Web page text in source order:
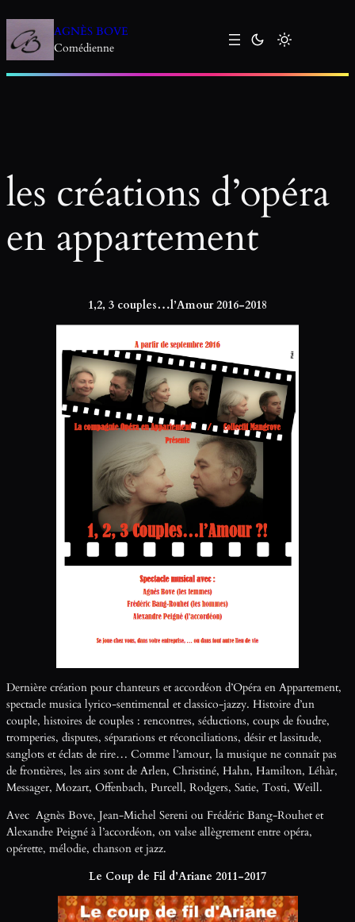
contenu
AGNÈS BOVE
Comédienne
les créations d’opéra
en appartement
1,2, 3 couples…l’Amour 2016-2018
Dernière création pour chanteurs et accordéon d’Opéra en Appartement,
spectacle musica lyrico-sentimental et classico-jazzy. Histoire d’un
couple, histoires de couples : rencontres, séductions, coups de foudre,
tromperies, disputes, séparations et réconciliations, désir et lassitude,
sanglots et éclats de rire… Comme l’amour, la musique ne connaît pas
de frontières, les airs sont de Arlen, Christiné, Hahn, Hamilton, Léhàr,
Messager, Mozart, Offenbach, Purcell, Rodgers, Satie, Tosti, Weill.
Avec Agnès Bove, Jean-Michel Sereni ou Frédéric Bang-Rouhet et
Alexandre Peigné à l’accordéon, on valse allègrement entre opéra,
opérette, mélodie, chanson et jazz.
Le Coup de Fil d’Ariane 2011-2017